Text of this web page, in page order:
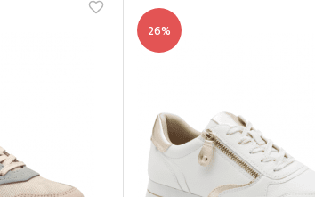
26%